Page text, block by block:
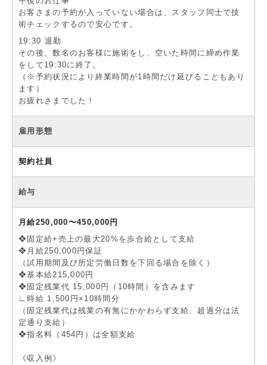
お客さまの予約が入っていない場合は、スタッフ同士で技
術チェックするので安心です。
19:30 退勤
その後、数名のお客様に施術をし、空いた時間に締め作業
をして19:30に終了。
（※予約状況により終業時間が1時間だけ延びることもあり
ます）
お疲れさまでした！
雇用形態
契約社員
給与
月給250,000〜450,000円
❖固定給+売上の最大20%を歩合給として支給
❖月給250,000円保証
（試用期間及び所定労働日数を下回る場合を除く）
❖基本給215,000円
❖固定残業代 15,000円（10時間）を含みます
∟時給 1,500円×10時間分
（固定残業代は残業の有無にかかわらず支給、超過分は法
定通り支給）
❖指名料（454円）は全額支給
《収入例》